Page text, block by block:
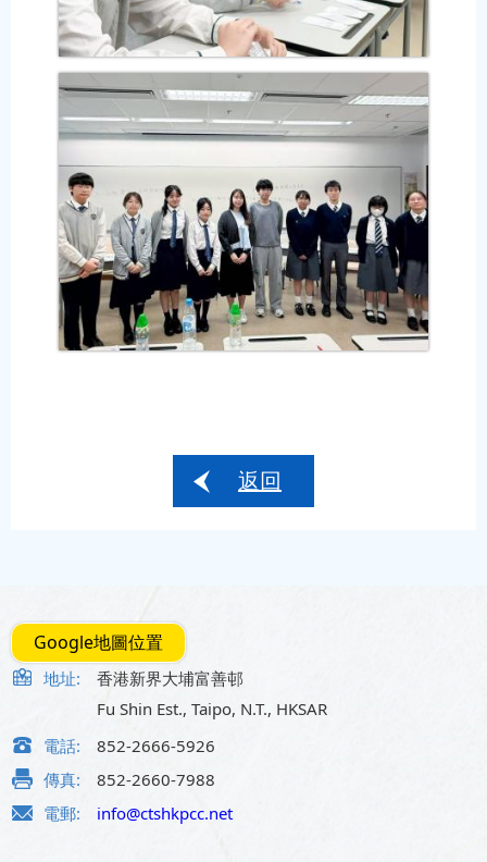
返回
Google地圖位置
地址:
香港新界大埔富善邨
Fu Shin Est., Taipo, N.T., HKSAR
電話:
852-2666-5926
傳真:
852-2660-7988
電郵:
info@ctshkpcc.net